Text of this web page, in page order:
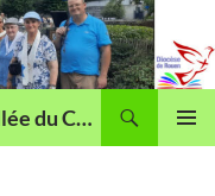
Paroisse Sainte Thérèse de la vallée du Cailly